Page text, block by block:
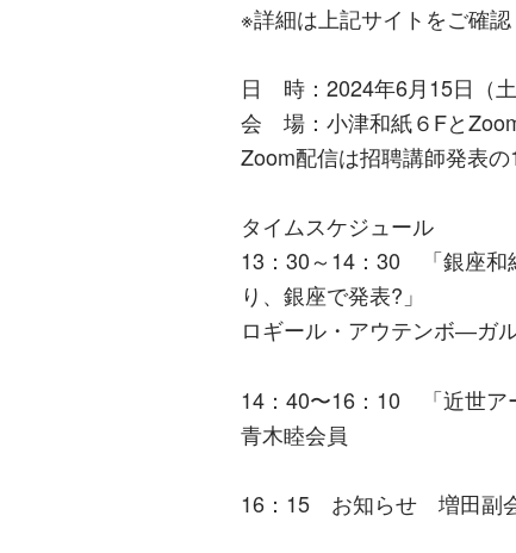
※詳細は上記サイトをご確認
日 時：2024年6月15日（
会 場：小津和紙６Fと
Zoom配信は招聘講師発表の
タイムスケジュール
13：30～14：30 「銀座和
り、銀座で発表?」
ロギール・アウテンボ―ガ
14：40〜16：10 「近世
青木睦会員
16：15 お知らせ 増田副